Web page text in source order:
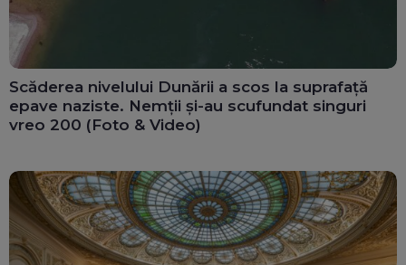
Scăderea nivelului Dunării a scos la suprafață
epave naziste. Nemții și-au scufundat singuri
vreo 200 (Foto & Video)